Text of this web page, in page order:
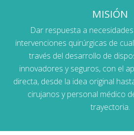
MISIÓN
Dar respuesta a
intervenciones quirúrgicas de
través del desarrollo de
innovadores y seguros, con el
directa, desde la idea original
cirujanos y personal médico
trayectoria.